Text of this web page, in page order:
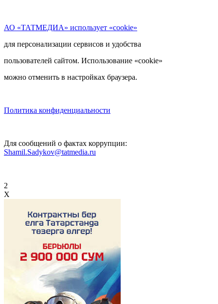
АО «ТАТМЕДИА» использует «cookie»
для персонализации сервисов и удобства
пользователей сайтом. Использование «cookie»
можно отменить в настройках браузера.
Политика конфиденциальности
Для сообщений о фактах коррупции:
Shamil.Sadykov@tatmedia.ru
2
X